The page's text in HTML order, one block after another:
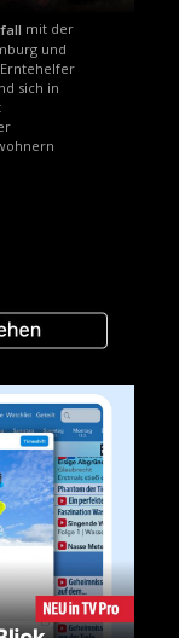
mit der
und
sich in